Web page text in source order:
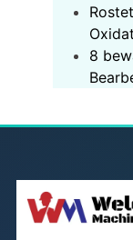
8